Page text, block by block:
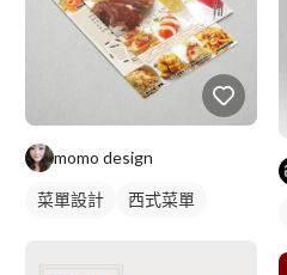
momo design
菜單設計
西式菜單